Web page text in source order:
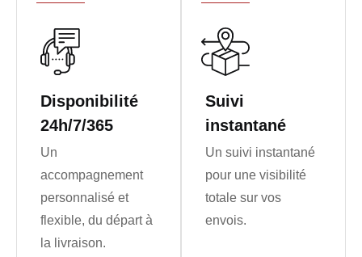
Disponibilité
24h/7/365
Un
accompagnement
personnalisé et
flexible, du départ à
la livraison.
Suivi
instantané
Un suivi instantané
pour une visibilité
totale sur vos
envois.